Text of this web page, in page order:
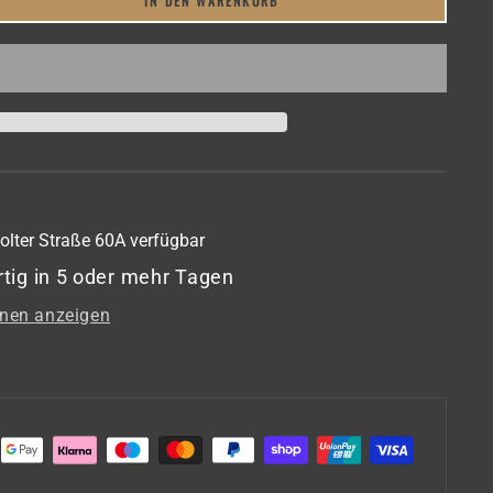
Straße 60A verfügbar
in 5 oder mehr Tagen
anzeigen